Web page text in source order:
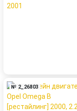
№ 2_26803